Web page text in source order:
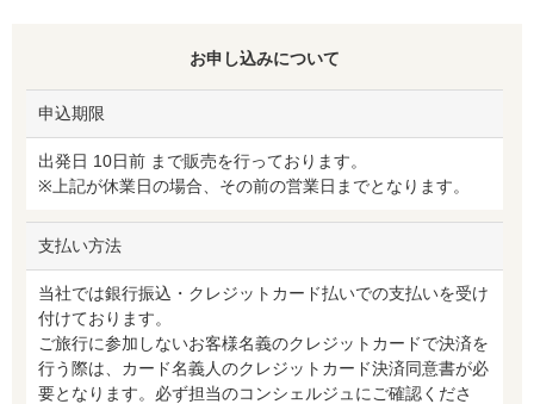
お申し込みについて
申込期限
出発日 10日前 まで販売を行っております。
※上記が休業日の場合、その前の営業日までとなります。
支払い方法
当社では銀行振込・クレジットカード払いでの支払いを受け
付けております。
ご旅行に参加しないお客様名義のクレジットカードで決済を
行う際は、カード名義人のクレジットカード決済同意書が必
要となります。必ず担当のコンシェルジュにご確認くださ